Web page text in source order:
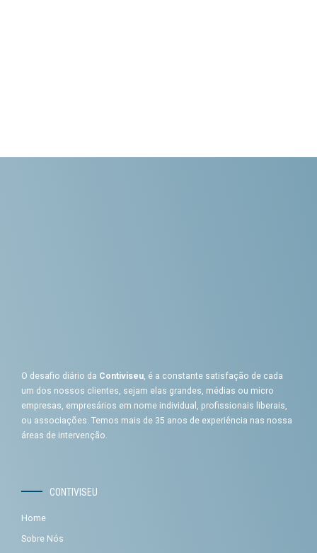
O desafio diário da Contiviseu, é a constante satisfação de cada
um dos nossos clientes, sejam elas grandes, médias ou micro
empresas, empresários em nome individual, profissionais liberais,
ou associações. Temos mais de 35 anos de experiência nas nossa
áreas de intervenção.
CONTIVISEU
Home
Sobre Nós